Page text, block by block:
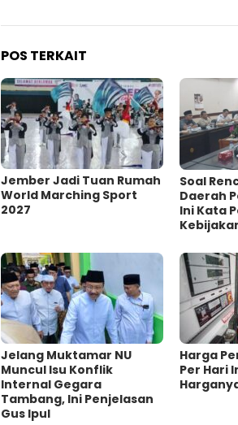
POS TERKAIT
Jember Jadi Tuan Rumah
World Marching Sport
2027
‎Soal
Daerah
Ini Kata
Jelang Muktamar NU
Muncul Isu Konflik
Internal Gegara
Tambang, Ini Penjelasan
Gus Ipul
Harga
Per Hari